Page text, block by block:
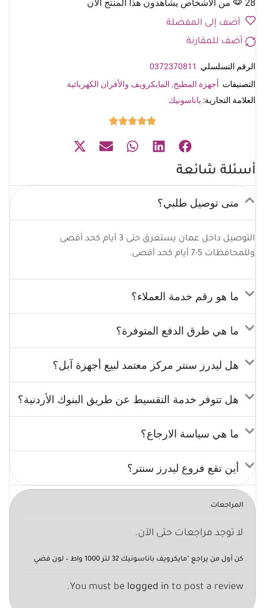
28 من الأشخاص يشاهدون هذا المنتج الآن
أضف إلى المفضلة
أضف للمقارنة
الرقم التسلسلي
0372370811
التصنيفات أجهزة المطبخ, المايكرويف والأفران الكهربائية
العلامة التجارية: باناسونيك
أسئلة شائعة
متى توصيل طلبي؟
التوصيل داخل عمان يستغرق حتى 3 أيام كحد أقصى
وللمحافظات 5-7 أيام كحد أقصى.
ما هو رقم خدمة العملاء؟
ما هي طرق الدفع المتوفرة؟
هل ليدرز سنتر مركز معتمد لبيع أجهزة آبل؟
هل تتوفر خدمة التقسيط عن طريق البنوك الأردنية؟
ما هي سياسة الارجاع؟
أين تقع فروع ليدرز سنتر؟
المراجعات
لا توجد مراجعات حتى الآن.
كن أول من يراجع "مايكرويف باناسونيك 32 لتر 1000 واط – لون فضي
You must be logged in to post a review.